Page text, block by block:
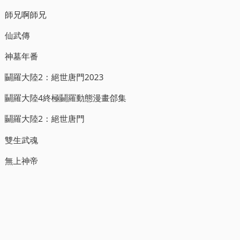
超智能足球2世界大賽篇
師兄啊師兄
仙武傳
神墓年番
鬭羅大陸2：絕世唐門2023
鬭羅大陸4終極鬭羅動態漫畫郃集
鬭羅大陸2：絕世唐門
雙生武魂
無上神帝